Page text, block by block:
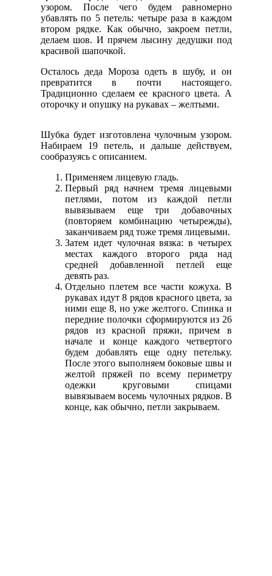
узором. После чего будем равномерно
убавлять по 5 петель: четыре раза в каждом
втором рядке. Как обычно, закроем петли,
делаем шов. И прячем лысину дедушки под
красивой шапочкой.
Осталось деда Мороза одеть в шубу, и он
превратится в почти настоящего.
Традиционно сделаем ее красного цвета. А
оторочку и опушку на рукавах – желтыми.
Шубка будет изготовлена чулочным узором.
Набираем 19 петель, и дальше действуем,
сообразуясь с описанием.
Применяем лицевую гладь.
Первый ряд начнем тремя лицевыми
петлями, потом из каждой петли
вывязываем еще три добавочных
(повторяем комбинацию четырежды),
заканчиваем ряд тоже тремя лицевыми.
Затем идет чулочная вязка: в четырех
местах каждого второго ряда над
средней добавленной петлей еще
девять раз.
Отдельно плетем все части кожуха. В
рукавах идут 8 рядов красного цвета, за
ними еще 8, но уже желтого. Спинка и
передние полочки сформируются из 26
рядов из красной пряжи, причем в
начале и конце каждого четвертого
будем добавлять еще одну петельку.
После этого выполняем боковые швы и
желтой пряжей по всему периметру
одежки круговыми спицами
вывязываем восемь чулочных рядков. В
конце, как обычно, петли закрываем.